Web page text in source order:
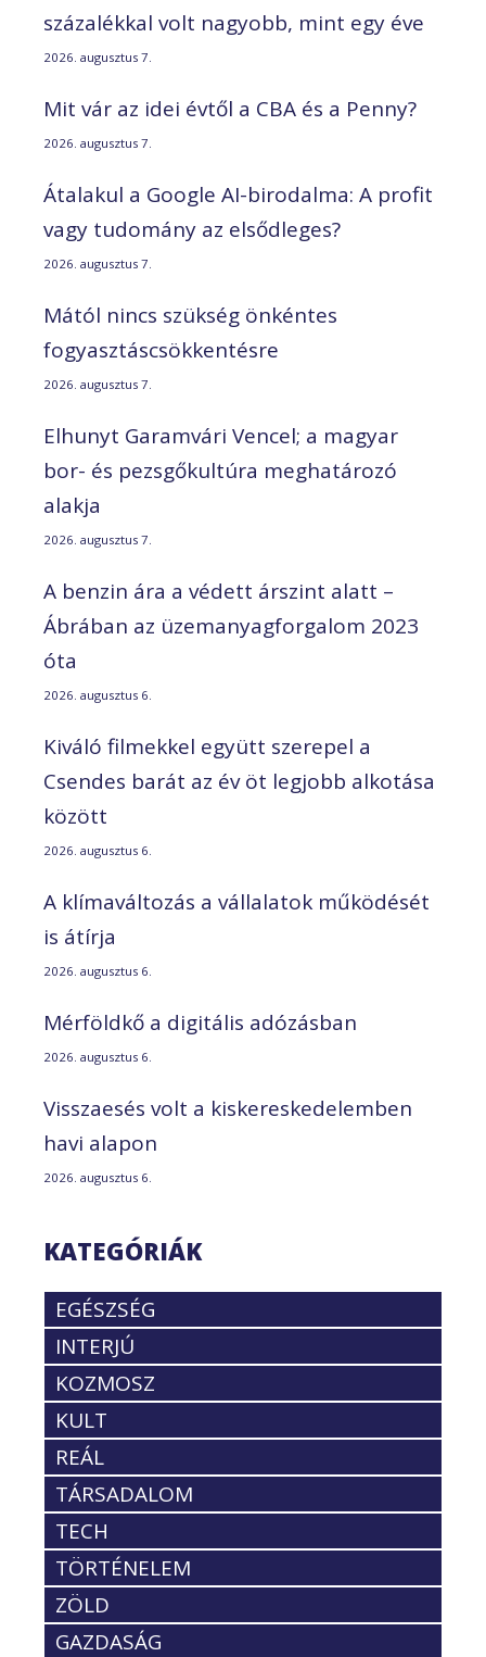
százalékkal volt nagyobb, mint egy éve
2026. augusztus 7.
Mit vár az idei évtől a CBA és a Penny?
2026. augusztus 7.
Átalakul a Google AI-birodalma: A profit
vagy tudomány az elsődleges?
2026. augusztus 7.
Mától nincs szükség önkéntes
fogyasztáscsökkentésre
2026. augusztus 7.
Elhunyt Garamvári Vencel; a magyar
bor- és pezsgőkultúra meghatározó
alakja
2026. augusztus 7.
A benzin ára a védett árszint alatt –
Ábrában az üzemanyagforgalom 2023
óta
2026. augusztus 6.
Kiváló filmekkel együtt szerepel a
Csendes barát az év öt legjobb alkotása
között
2026. augusztus 6.
A klímaváltozás a vállalatok működését
is átírja
2026. augusztus 6.
Mérföldkő a digitális adózásban
2026. augusztus 6.
Visszaesés volt a kiskereskedelemben
havi alapon
2026. augusztus 6.
KATEGÓRIÁK
EGÉSZSÉG
INTERJÚ
KOZMOSZ
KULT
REÁL
TÁRSADALOM
TECH
TÖRTÉNELEM
ZÖLD
GAZDASÁG